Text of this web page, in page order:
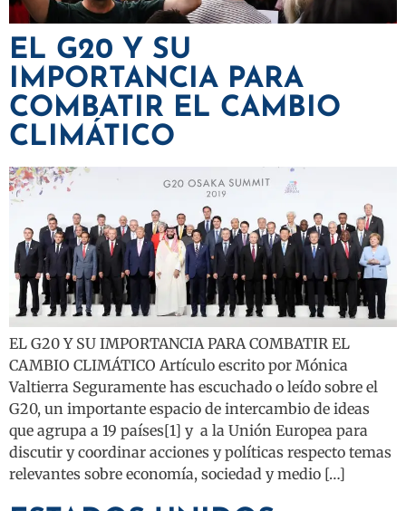
EL G20 Y SU
IMPORTANCIA PARA
COMBATIR EL CAMBIO
CLIMÁTICO
EL G20 Y SU IMPORTANCIA PARA COMBATIR EL
CAMBIO CLIMÁTICO Artículo escrito por Mónica
Valtierra Seguramente has escuchado o leído sobre el
G20, un importante espacio de intercambio de ideas
que agrupa a 19 países[1] y a la Unión Europea para
discutir y coordinar acciones y políticas respecto temas
relevantes sobre economía, sociedad y medio […]